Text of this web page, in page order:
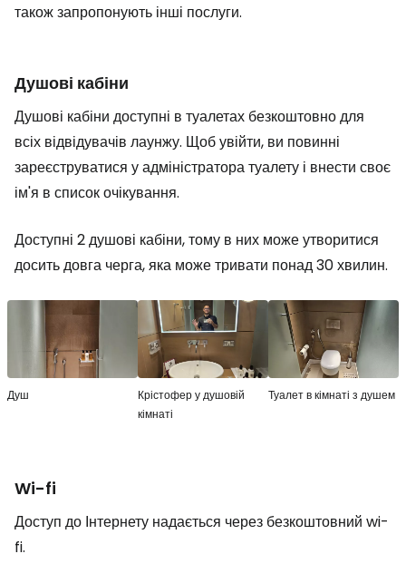
також запропонують інші послуги.
Душові кабіни
Душові кабіни доступні в туалетах безкоштовно для
всіх відвідувачів лаунжу. Щоб увійти, ви повинні
зареєструватися у адміністратора туалету і внести своє
ім'я в список очікування.
Доступні 2 душові кабіни, тому в них може утворитися
досить довга черга, яка може тривати понад 30 хвилин.
Душ
Крістофер у душовій
кімнаті
Туалет в кімнаті з душем
Wi-fi
Доступ до Інтернету надається через безкоштовний wi-
fi.